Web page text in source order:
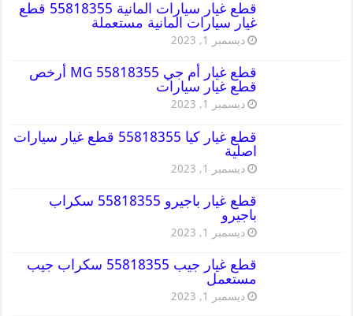
قطع غيار سيارات المانية 55818355 قطع
غيار سيارات المانية مستعملة
ديسمبر 1, 2023
قطع غيار أم جي MG 55818355 أرخص
قطع غيار سيارات
ديسمبر 1, 2023
قطع غيار كيا 55818355 قطع غيار سيارات
اصلية
ديسمبر 1, 2023
قطع غيار باجيرو 55818355 سكراب
باجيرو
ديسمبر 1, 2023
قطع غيار جيب 55818355 سكراب جيب
مستعمل
ديسمبر 1, 2023